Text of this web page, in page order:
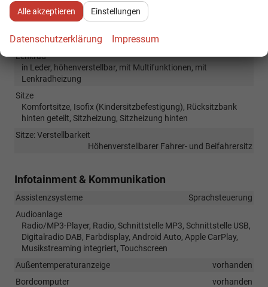
Innenraumfilter
Klimatisierung
Klimaautomatik, 2-Zonen-Klimaautomatik
Laderaumabdeckung
Lenkrad
in Leder, höhenverstellbar, mit Multifunktionen, mit
Lenkradheizung
Sitze
Komfortsitze, Isofix (Kindersitzbefestigung), Rücksitzbank
hinten geteilt, Sitzheizung, Sitzheizung hinten
Sitze: Verstellbarkeit
Höhenverstellbarer Fahrer- und Beifahrersitz
Infotainment & Kommunikation
Assistenzsysteme
Sprachsteuerung
Audioanlage
Radio/MP3-Player, Radio, Schnittstelle MP3, Schnittstelle USB,
Digitalradio DAB, Farbdisplay, Android Auto, Apple CarPlay,
Musikstreaming integriert, Touchscreen
Außentemperaturanzeige
vorhanden
Bordcomputer
vorhanden
Alle akzeptieren Einstellungen
Datenschutzerklärung Impressum